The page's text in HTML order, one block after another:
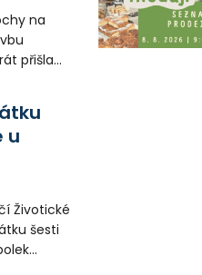
na
přišla
u
Životické
šesti